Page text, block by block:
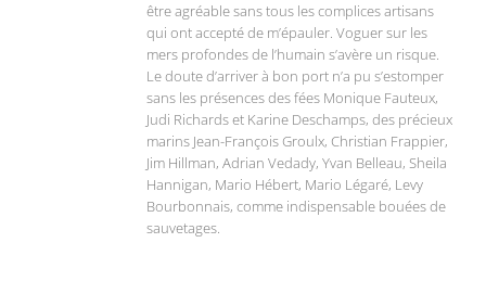
être agréable sans tous les complices artisans
qui ont accepté de m’épauler. Voguer sur les
mers profondes de l’humain s’avère un risque.
Le doute d’arriver à bon port n’a pu s’estomper
sans les présences des fées Monique Fauteux,
Judi Richards et Karine Deschamps, des précieux
marins Jean-François Groulx, Christian Frappier,
Jim Hillman, Adrian Vedady, Yvan Belleau, Sheila
Hannigan, Mario Hébert, Mario Légaré, Levy
Bourbonnais, comme indispensable bouées de
sauvetages.